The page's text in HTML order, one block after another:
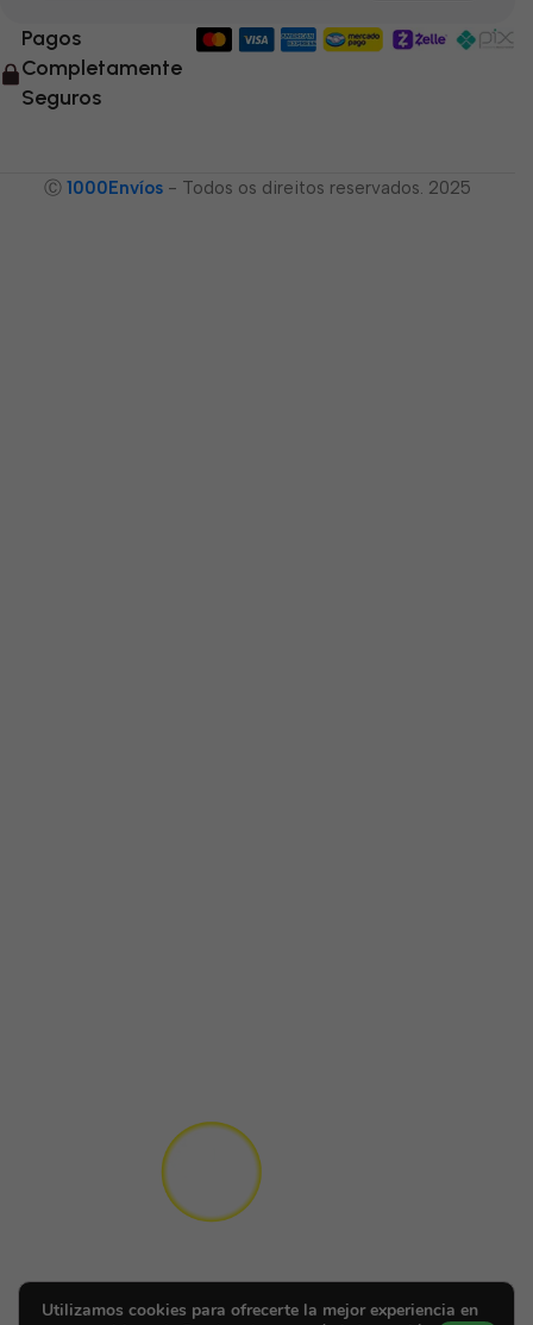
Pagos
Completamente
Seguros
Ⓒ 1000Envíos - Todos os direitos reservados. 2025
Utilizamos cookies para ofrecerte la mejor experiencia en